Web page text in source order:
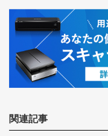
関連記事